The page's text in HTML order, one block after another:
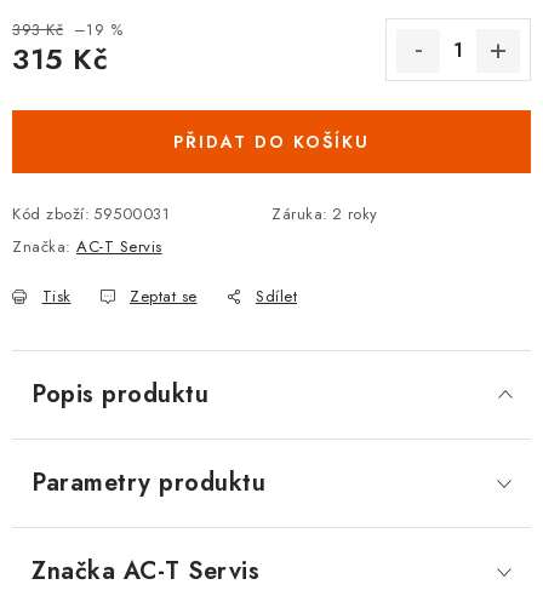
VISACÍ ZÁMKY
SPECIÁLNÍ KOVÁNÍ
DOPLŇKY KE DVEŘÍM
STAVEBNÍ POUZDRA
POKLADNIČKY NA ZÁMEK
SCHRÁNKY NA KLÍČE
TREZORY
393 Kč –19 %
315 Kč
PŘIDAT DO KOŠÍKU
Kód zboží: 59500031 Záruka: 2 roky
Značka: AC-T Servis
Tisk Zeptat se Sdílet
Popis produktu
Parametry produktu
Značka AC-T Servis